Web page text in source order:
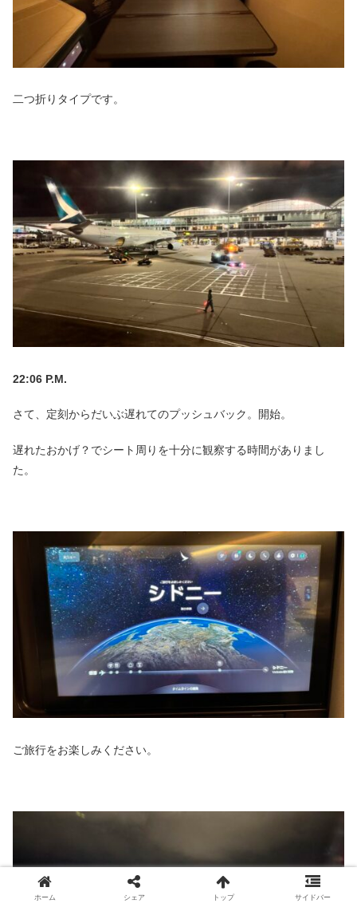
二つ折りタイプです。
22:06 P.M.
さて、定刻からだいぶ遅れてのプッシュバック。開始。
遅れたおかげ？でシート周りを十分に観察する時間がありまし
た。
ご旅行をお楽しみください。
ホーム シェア トップ サイドバー